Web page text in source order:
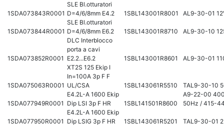
1SDA073843R0001
SLE Bl.otturatori
D=4/6/8mm E4.2
1SBL143001R8001 AL9-30-01
1SDA073844R0001
SLE Bl.otturatori
D=4/6/8mm E6.2
1SBL143001R8710 AL9-30-10
1SDA073852R0001
DLC Interblocco
porta a cavi
E2.2...E6.2
1SBL143001R8601 AL9-30-01
1SDA075063R0001
XT2S 125 Ekip I
In=100A 3p F F
UL/CSA
1SBL143061R5510 TAL9-30-10
1SDA077949R0001
E4.2L-A 1600 Ekip
Dip LSI 3p F HR
1SBL141501R8600
A9-22-00
50Hz / 415-
1SDA077950R0001
E4.2L-A 1600 Ekip
Dip LSIG 3p F HR
1SBL143061R5201 TAL9-30-01